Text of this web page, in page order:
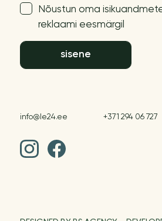
Nõustun oma
reklaami eesmärgil
sisene
info@le24.ee +371 294 06 727